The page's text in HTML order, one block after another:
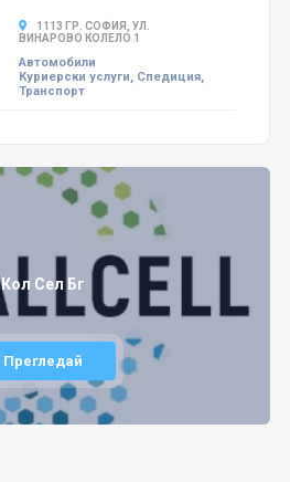
1113 ГР. СОФИЯ, УЛ.
ВИНАРОВО КОЛЕЛО 1
Автомобили
Куриерски услуги, Спедиция,
Транспорт
Кол Сел Бг
Прегледай